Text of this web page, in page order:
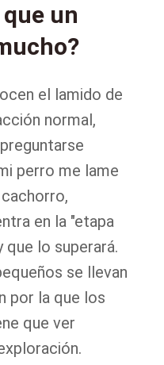
un
el lamido de
normal,
perro me lame
en la "etapa
que lo superará.
se llevan
por la que los
que ver